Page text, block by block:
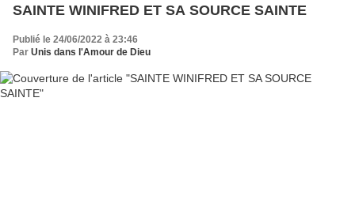
SAINTE WINIFRED ET SA SOURCE SAINTE
Publié le 24/06/2022 à 23:46
Par Unis dans l'Amour de Dieu